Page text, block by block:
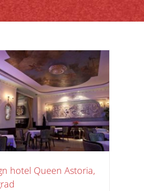
dizajn hotel
Podovi Tekstilni podovi
hotel Queen Astoria,